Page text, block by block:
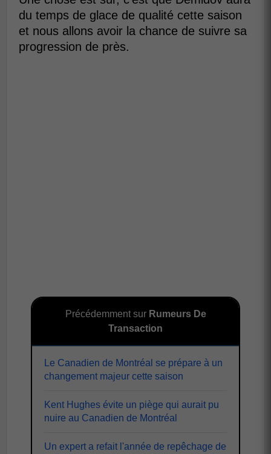
du temps de glace de qualité cette saison
et nous allons avoir la chance de suivre sa
progression de près.
Précédemment sur Rumeurs De
Transaction
Le Canadien de Montréal se prépare à un
changement majeur cette saison
Kent Hughes évite un piège qui aurait pu
nuire au Canadien de Montréal
Un expert a refait l'année de repêchage de